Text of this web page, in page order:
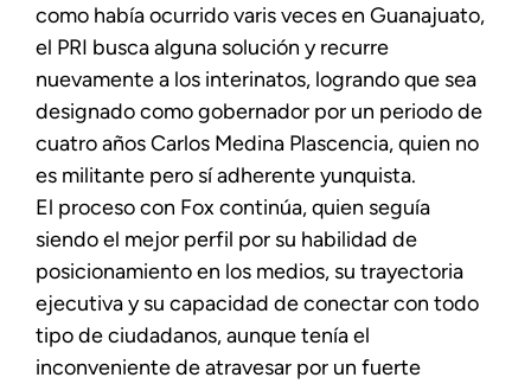
como había ocurrido varis veces en Guanajuato,
el PRI busca alguna solución y recurre
nuevamente a los interinatos, logrando que sea
designado como gobernador por un periodo de
cuatro años Carlos Medina Plascencia, quien no
es militante pero sí adherente yunquista.
El proceso con Fox continúa, quien seguía
siendo el mejor perfil por su habilidad de
posicionamiento en los medios, su trayectoria
ejecutiva y su capacidad de conectar con todo
tipo de ciudadanos, aunque tenía el
inconveniente de atravesar por un fuerte